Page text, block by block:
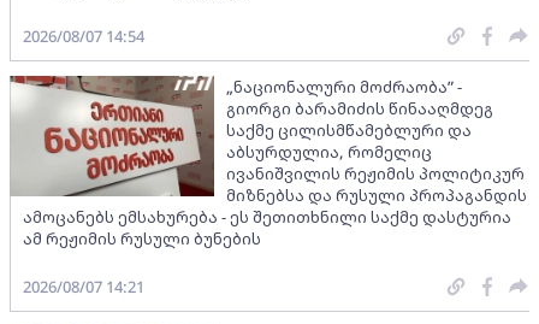
2026/08/07 14:54
„ნაციონალური მოძრაობა” -
გიორგი ბარამიძის წინააღმდეგ
საქმე ცილისმწამებლური და
აბსურდულია, რომელიც
ივანიშვილის რეჟიმის პოლიტიკურ
მიზნებსა და რუსული პროპაგანდის
ამოცანებს ემსახურება - ეს შეთითხნილი საქმე დასტურია
ამ რეჟიმის რუსული ბუნების
2026/08/07 14:21